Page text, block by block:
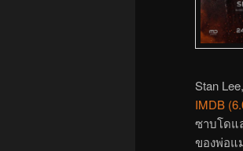
Stan
IMDB
ซาบโดแ
ของพ่อแ